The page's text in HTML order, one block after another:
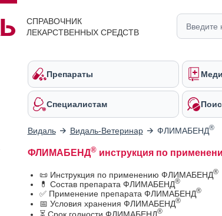
СПРАВОЧНИК
ЛЕКАРСТВЕННЫХ СРЕДСТВ
Препараты
Специалистам
Видаль Видаль-Ветеринар ФЛИМАБЕНД®
ФЛИМАБЕНД®инструкция по
📜 Инструкция по применению ФЛИМАБЕНД®
💊 Состав препарата ФЛИМАБЕНД®
✅ Применение препарата ФЛИМАБЕНД®
📅 Условия хранения ФЛИМАБЕНД®
®